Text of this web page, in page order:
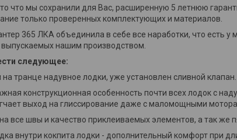
что мы сохранили для Вас, расширенную 5 летнюю
только проверенных комплектующих и материалов.
365 ЛКА объединила в себе все наработки, что есть
выпускаемых нашим производством.
следующее:
транце надувное лодки, уже установлен сливной клапан.
конструкционная особенность почти всех лодок с
выход на глиссирование даже с маломощными
все швы и качество приклеиваемых элементов, а так же
внутри кокпита лодки - дополнительный комфорт при